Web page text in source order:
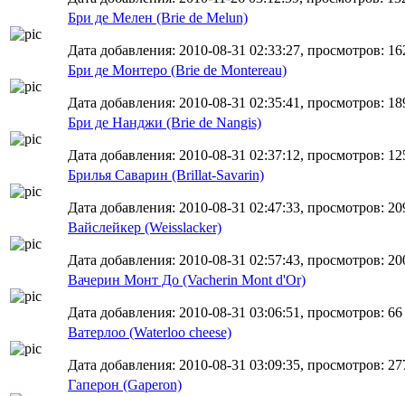
Бри де Мелен (Brie de Melun)
Дата добавления: 2010-08-31 02:33:27, просмотров:
Бри де Монтеро (Brie de Montereau)
Дата добавления: 2010-08-31 02:35:41, просмотров:
Бри де Нанджи (Brie de Nangis)
Дата добавления: 2010-08-31 02:37:12, просмотров:
Брилья Саварин (Brillat-Savarin)
Дата добавления: 2010-08-31 02:47:33, просмотров:
Вайслейкер (Weisslacker)
Дата добавления: 2010-08-31 02:57:43, просмотров:
Вачерин Монт До (Vacherin Mont d'Or)
Дата добавления: 2010-08-31 03:06:51, просмотров: 66
Ватерлоо (Waterloo cheese)
Дата добавления: 2010-08-31 03:09:35, просмотров:
Гаперон (Gaperon)